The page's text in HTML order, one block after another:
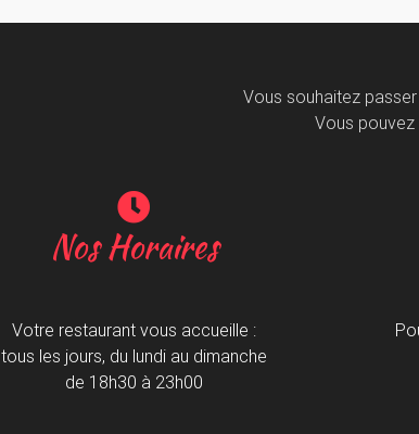
Vous souhaitez
Vous
Nos Horaires
Votre restaurant vous accueille :
tous les jours, du lundi au dimanche
de 18h30 à 23h00